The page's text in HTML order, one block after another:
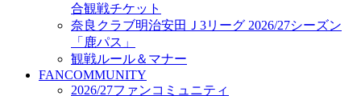
練習拠点（ナラディーア）
SCHOOL
2026/27 パートナー企業
パートナー募集
クラブ理念
合観戦チケット
奈良クラブ明治安田Ｊ3リーグ 2026/27シーズン
「鹿パス」
観戦ルール＆マナー
FANCOMMUNITY
2026/27ファンコミュニティ